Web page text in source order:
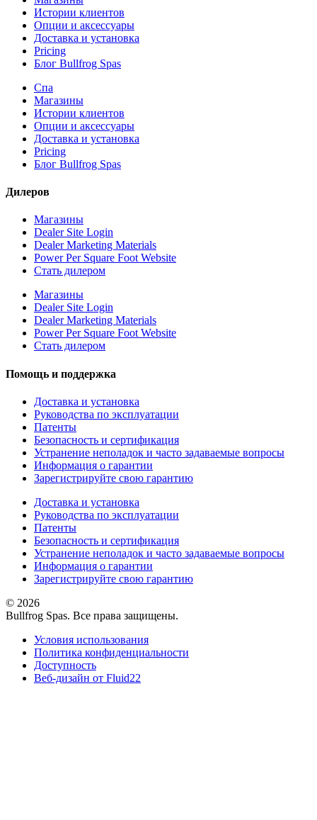
Истории клиентов
Опции и аксессуары
Доставка и установка
Pricing
Блог Bullfrog Spas
Спа
Магазины
Истории клиентов
Опции и аксессуары
Доставка и установка
Pricing
Блог Bullfrog Spas
Дилеров
Магазины
Dealer Site Login
Dealer Marketing Materials
Power Per Square Foot Website
Стать дилером
Магазины
Dealer Site Login
Dealer Marketing Materials
Power Per Square Foot Website
Стать дилером
Помощь и поддержка
Доставка и установка
Руководства по эксплуатации
Патенты
Безопасность и сертификация
Устранение неполадок и часто задаваемые вопросы
Информация о гарантии
Зарегистрируйте свою гарантию
Доставка и установка
Руководства по эксплуатации
Патенты
Безопасность и сертификация
Устранение неполадок и часто задаваемые вопросы
Информация о гарантии
Зарегистрируйте свою гарантию
© 2026
Bullfrog Spas. Все права защищены.
Условия использования
Политика конфиденциальности
Доступность
Веб-дизайн от Fluid22